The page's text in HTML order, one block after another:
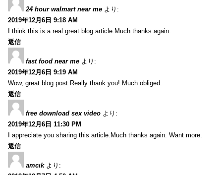
24 hour walmart near me より:
2019年12月6日 9:18 AM
I think this is a real great blog article.Much thanks again.
返信
fast food near me より:
2019年12月6日 9:19 AM
Wow, great blog post.Really thank you! Much obliged.
返信
free download sex video より:
2019年12月6日 11:30 PM
I appreciate you sharing this article.Much thanks again. Want more.
返信
amcık より: